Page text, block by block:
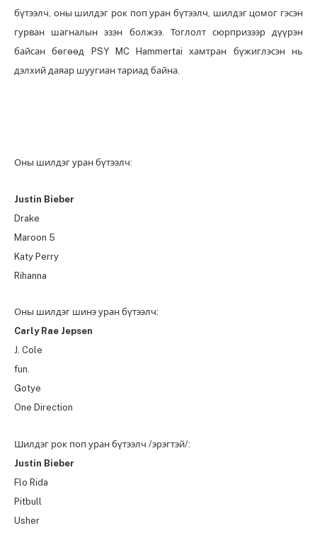
бүтээлч, оны шилдэг рок поп уран бүтээлч, шилдэг цомог гэсэн
гурван шагналын эзэн болжээ. Тоглолт сюрпризээр дүүрэн
байсан бөгөөд PSY MC Hammertai хамтран бүжиглэсэн нь
дэлхий даяар шуугиан тариад байна.
Оны шилдэг уран бүтээлч:
Justin Bieber
Drake
Maroon 5
Katy Perry
Rihanna
Оны шилдэг шинэ уран бүтээлч:
Carly Rae Jepsen
J. Cole
fun.
Gotye
One Direction
Шилдэг рок поп уран бүтээлч /эрэгтэй/:
Justin Bieber
Flo Rida
Pitbull
Usher